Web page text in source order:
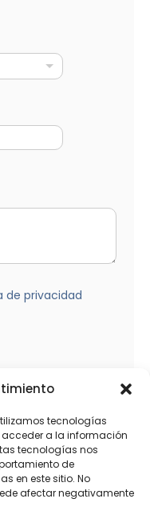
tecnologías
a la información
tecnologías nos
de
en este sitio. No
afectar negativamente
de privacidad